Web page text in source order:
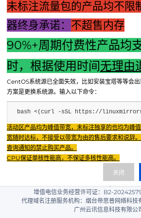
下一篇：电脑主板与显卡故障大全解析：
南！
Fenxun Tech 飞讯科技旗下云平台，
重庆飞讯科技有限公司|中国电信股份有限公司荣
重庆飞讯科技有限公司|酷盾 提供
渝ICP备2024034038号-1
渝公网安备
渝ICP证
|
增值电信业务经营许可证：B2-
代理域名注册服务机构：烟台帝思普网络科技
广州云讯信息科技有限公
未标注流量包的产品均不限
器终身承诺： 不超售内存
90%+周期付费性产品均
时，根据使用时间无理由
CentOS系统源已全面失效，比如安装宝塔等等会
方案是更换系统源。输入以下命令：
bash <(curl -sSL https://
活动区产品均为峰值带宽，未标注独享的也均为峰
宽随时达标，不接受以带宽为由的售后要求和说辞
查询通知的禁止购买产品。
CPU保证单核性能高，不保证多核性能高。
关闭